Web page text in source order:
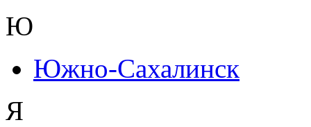
Ю
Южно-Сахалинск
Я